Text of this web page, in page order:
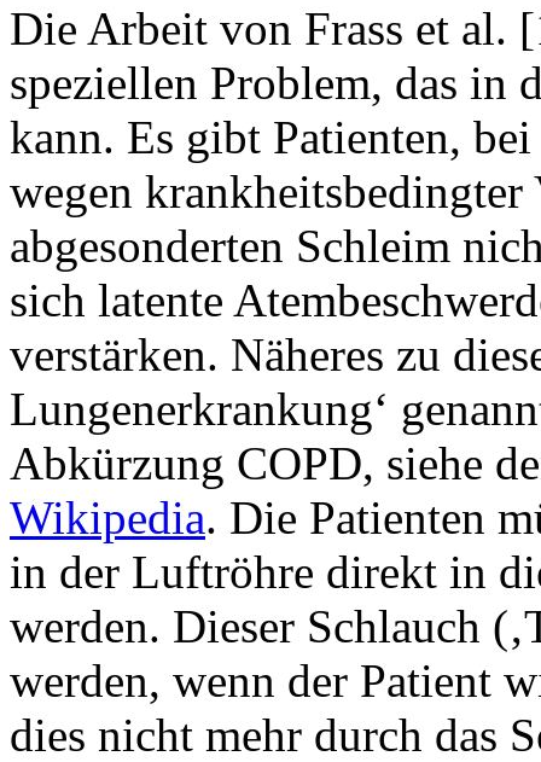
Die Arbeit von Frass et al.
speziellen Problem, das in
kann. Es gibt Patienten,
wegen
abgesonderten Schleim
sich latente
verstärken. Näheres zu
Lungenerkrankung‘
Abkürzung COPD, siehe
Wikipedia. Die Patienten
in der Luftröhre direkt in
werden. Dieser Schlauch
werden, wenn der Patient
dies nicht mehr durch das